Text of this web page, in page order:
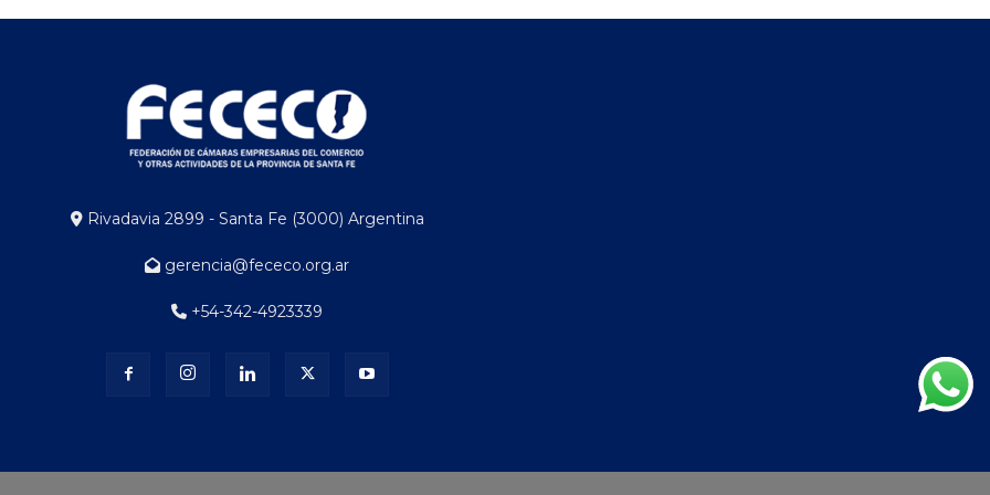
Rivadavia 2899 - Santa Fe (3000) Argentina
gerencia@fececo.org.ar
+54-342-4923339